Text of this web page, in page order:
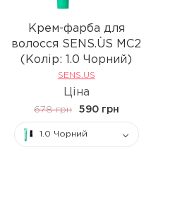
Крем-фарба для
волосся SENS.ÙS MC2
(Колір: 1.0 Чорний)
SENS.US
Ціна
678 грн 590 грн
1.0 Чорний